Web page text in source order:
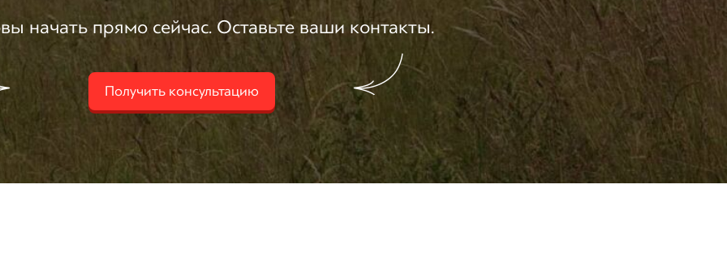
начать прямо сейчас. Оставьте ваши контакты.
Получить консультацию